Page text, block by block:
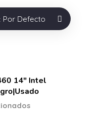
Por Defecto
14″ Intel